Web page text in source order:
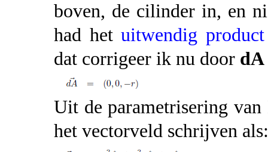
boven, de cilinder in, en
had het uitwendig product
dat corrigeer ik nu door dA
Uit de parametrisering
het vectorveld schrijven als: